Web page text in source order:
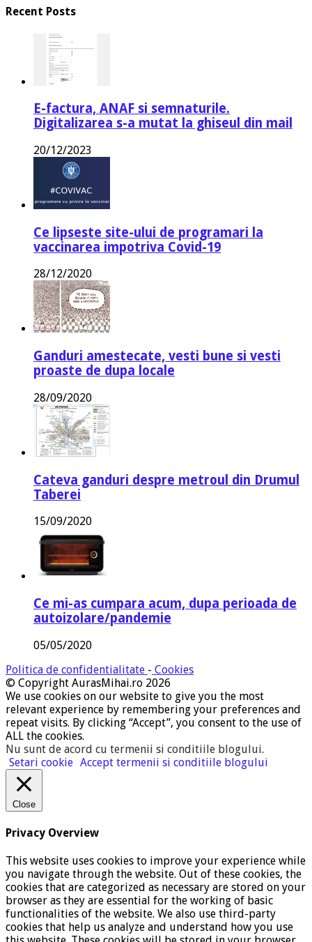
Recent Posts
E-factura, ANAF si semnaturile.
Digitalizarea s-a mutat la ghiseul din mail
20/12/2023
Ce lipseste site-ului de programari la
vaccinarea impotriva Covid-19
28/12/2020
Ganduri amestecate, vesti bune si vesti
proaste de dupa locale
28/09/2020
Cateva ganduri despre metroul din Drumul
Taberei
15/09/2020
Ce mi-as cumpara acum, dupa perioada de
autoizolare/pandemie
05/05/2020
Politica de confidentialitate - Cookies
© Copyright AurasMihai.ro 2026
We use cookies on our website to give you the most
relevant experience by remembering your preferences and
repeat visits. By clicking “Accept”, you consent to the use of
ALL the cookies.
Nu sunt de acord cu termenii si conditiile blogului.
Setari cookie Accept termenii si conditiile blogului
Close
Privacy Overview
This website uses cookies to improve your experience while
you navigate through the website. Out of these cookies, the
cookies that are categorized as necessary are stored on your
browser as they are essential for the working of basic
functionalities of the website. We also use third-party
cookies that help us analyze and understand how you use